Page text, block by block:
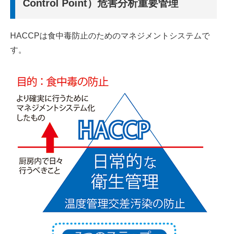
Control Point）危害分析重要管理
HACCPは食中毒防止のためのマネジメントシステムで
す。